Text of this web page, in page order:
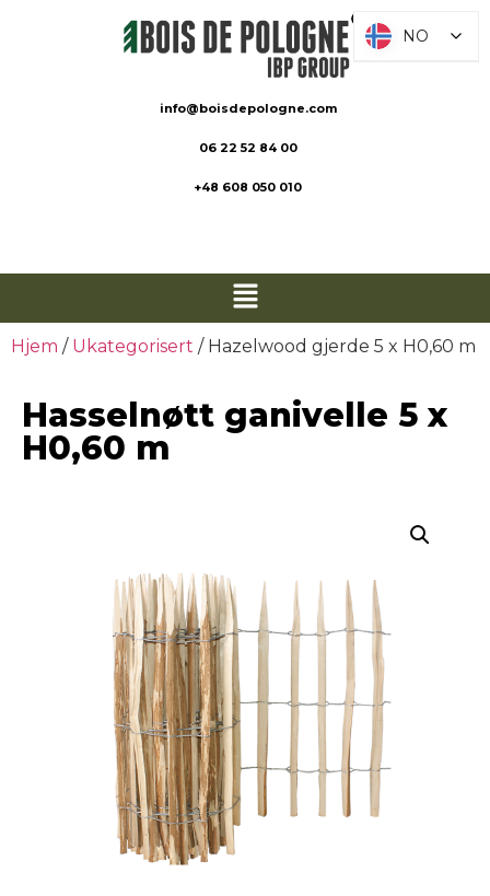
info@boisdepologne.com
06 22 52 84 00
+48 608 050 010
Hjem / Ukategorisert / Hazelwood gjerde 5 x H0,60 m
Hasselnøtt ganivelle 5 x
H0,60 m
NO
NO